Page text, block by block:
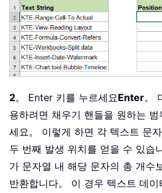
2。 Enter 키를 누르세요Enter。
용하려면 채우기 핸들을 원하는
세요。 이렇게 하면 각 텍스트 문
두 번째 발생 위치를 얻을 수 있습
가 문자열 내 해당 문자의 총 개수
반환합니다。 이 경우 텍스트 데